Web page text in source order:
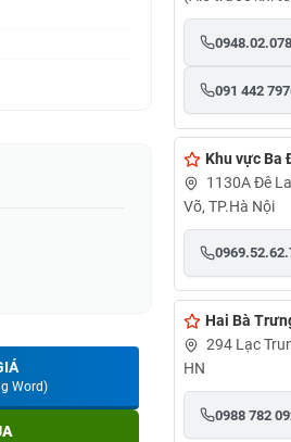
Word)
091 442
Khu vực Ba
1130A Đê
Võ, TP.Hà Nội
Hai Bà
294 Lạc
HN
0988 782